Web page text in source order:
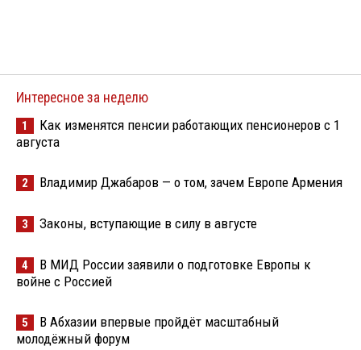
Интересное за неделю
1
Как изменятся пенсии работающих пенсионеров с 1
августа
2 Владимир Джабаров — о том, зачем Европе Армения
3 Законы, вступающие в силу в августе
4
В МИД России заявили о подготовке Европы к
войне с Россией
5
В Абхазии впервые пройдёт масштабный
молодёжный форум